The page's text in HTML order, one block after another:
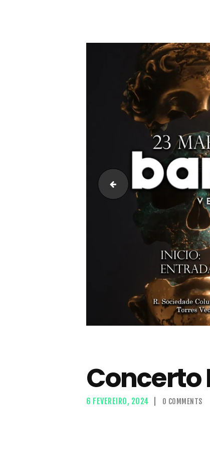
Floresta do Yoga
Concerto
6 FEVEREIRO, 2024 0 COMMENTS